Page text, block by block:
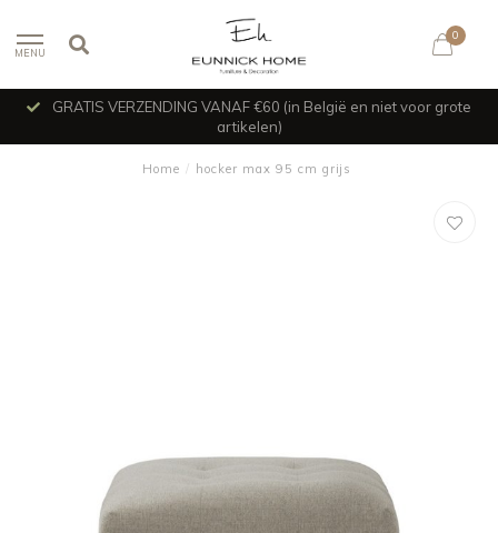
MENU
0
GRATIS VERZENDING VANAF €60 (in België en niet voor grote
artikelen)
Home / hocker max 95 cm grijs